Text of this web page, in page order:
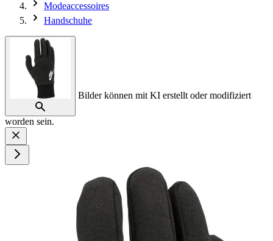
Modeaccessoires
Handschuhe
Bilder können mit KI erstellt oder modifiziert
worden sein.